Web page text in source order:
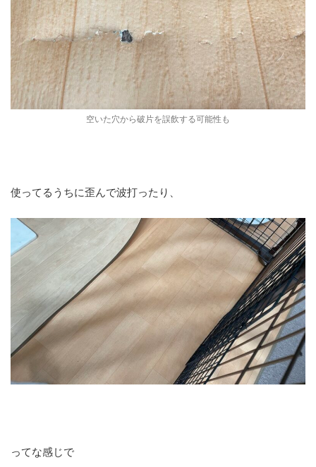
空いた穴から破片を誤飲する可能性も
使ってるうちに歪んで波打ったり、
ってな感じで